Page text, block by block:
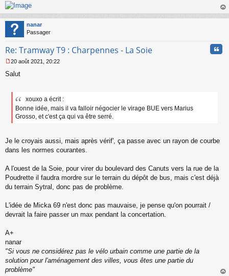
o
n
l
u
au
nanar
Passager
Re: Tramway T9 : Charpennes - La Soie
e
l
u
20 août 2021, 20:22
Salut
xouxo a écrit :
Bonne idée, mais il va falloir négocier le virage BUE vers Marius
Grosso, et c'est ça qui va être serré.
Je le croyais aussi, mais après vérif', ça passe avec un rayon de courbe
dans les normes courantes.
A l'ouest de la Soie, pour virer du boulevard des Canuts vers la rue de la
Poudrette il faudra mordre sur le terrain du dépôt de bus, mais c'est déjà
du terrain Sytral, donc pas de problème.
L'idée de Micka 69 n'est donc pas mauvaise, je pense qu'on pourrait /
devrait la faire passer un max pendant la concertation.
A+
nanar
"Si vous ne considérez pas le vélo urbain comme une partie de la
solution pour l'aménagement des villes, vous êtes une partie du
problème"